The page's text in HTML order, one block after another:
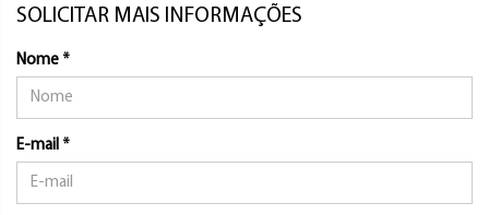
SOLICITAR MAIS INFORMAÇÕES
Nome *
E-mail *